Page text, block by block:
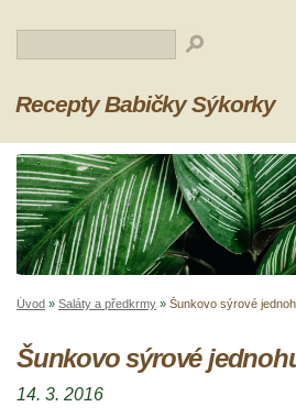
Recepty Babičky Sýkorky
Úvod » Saláty a předkrmy » Šunkovo sýrové
Šunkovo sýrové
14. 3. 2016